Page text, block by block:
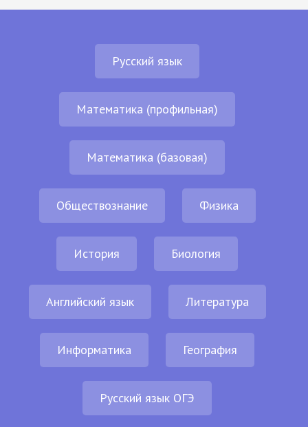
Русский язык
Математика (профильная)
Математика (базовая)
Обществознание Физика
История Биология
Английский язык Литература
Информатика География
Русский язык ОГЭ